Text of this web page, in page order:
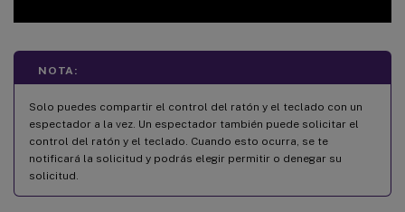
NOTA:
Solo puedes compartir el control del ratón y el teclado con un
espectador a la vez. Un espectador también puede solicitar el
control del ratón y el teclado. Cuando esto ocurra, se te
notificará la solicitud y podrás elegir permitir o denegar su
solicitud.